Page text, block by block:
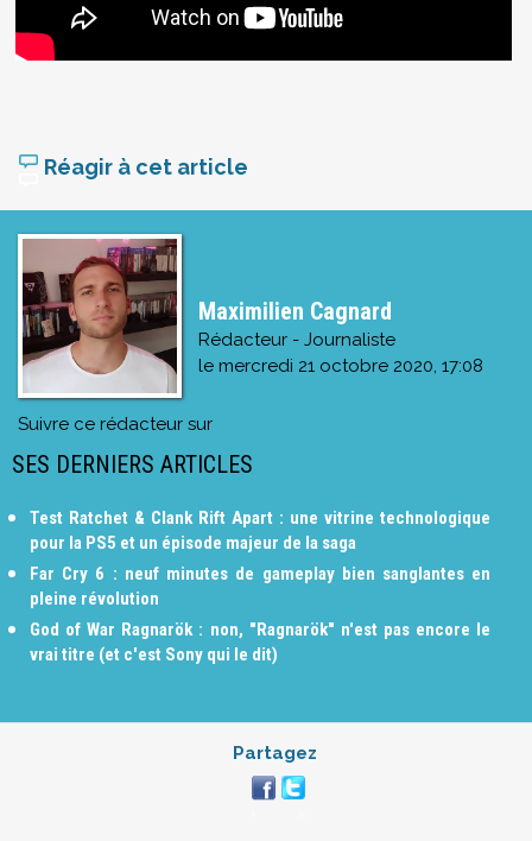
Réagir à cet article
Maximilien Cagnard
Rédacteur - Journaliste
le mercredi 21 octobre 2020, 17:08
Suivre ce rédacteur sur
SES DERNIERS ARTICLES
Test Ratchet & Clank Rift Apart : une vitrine technologique
pour la PS5 et un épisode majeur de la saga
Far Cry 6 : neuf minutes de gameplay bien sanglantes en
pleine révolution
God of War Ragnarök : non, "Ragnarök" n'est pas encore le
vrai titre (et c'est Sony qui le dit)
Partagez